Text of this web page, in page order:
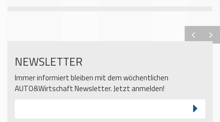
NEWSLETTER
Immer informiert bleiben mit dem wöchentlichen
AUTO&Wirtschaft Newsletter. Jetzt anmelden!